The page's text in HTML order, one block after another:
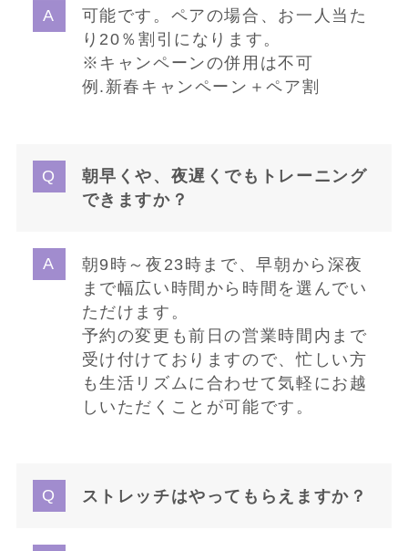
可能です。ペアの場合、お一人当た
り20％割引になります。
※キャンペーンの併用は不可
例.新春キャンペーン＋ペア割
朝早くや、夜遅くでもトレーニング
できますか ？
朝9時～夜23時まで、早朝から深夜
まで幅広い時間から時間を選んでい
ただけます。
予約の変更も前日の営業時間内まで
受け付けておりますので、忙しい方
も生活リズムに合わせて気軽にお越
しいただくことが可能です。
ストレッチはやってもらえますか？